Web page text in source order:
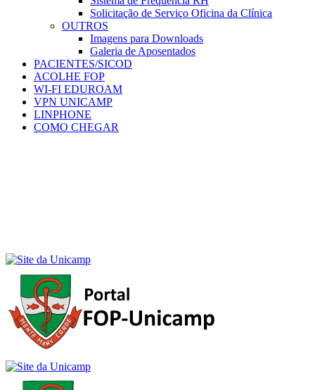
Solicitação de Serviço Oficina da Clínica
OUTROS
Imagens para Downloads
Galeria de Aposentados
PACIENTES/SICOD
ACOLHE FOP
WI-FI EDUROAM
VPN UNICAMP
LINPHONE
COMO CHEGAR